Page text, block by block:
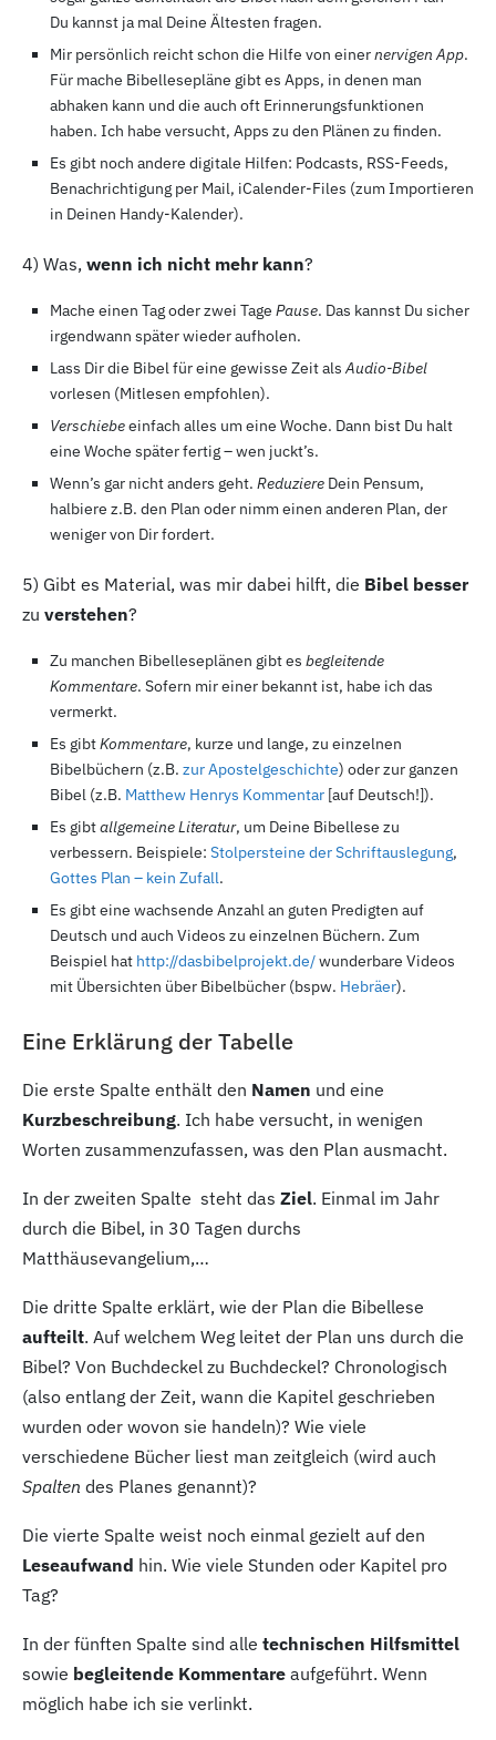
Du kannst ja mal Deine Ältesten fragen.
Mir persönlich reicht schon die Hilfe von einernervigen App.
Für mache Bibellesepläne gibt es Apps, in denen man
abhaken kann und die auch oft Erinnerungsfunktionen
haben. Ich habe versucht, Apps zu den Plänen zu finden.
Es gibt noch andere digitale Hilfen: Podcasts, RSS-Feeds,
Benachrichtigung per Mail, iCalender-Files (zum Importieren
in Deinen Handy-Kalender).
4) Was, wenn ich nicht mehr kann?
Mache einen Tag oder zwei Tage Pause. Das kannst Du sicher
irgendwann später wieder aufholen.
Lass Dir die Bibel für eine gewisse Zeit alsAudio-Bibel
vorlesen (Mitlesen empfohlen).
Verschiebeeinfach alles um eine Woche. Dann bist Du halt
eine Woche später fertig – wen juckt’s.
Wenn’s gar nicht anders geht. Reduziere Dein Pensum,
halbiere z.B. den Plan oder nimm einen anderen Plan, der
weniger von Dir fordert.
5) Gibt es Material, was mir dabei hilft, die Bibel besser
zu verstehen?
Zu manchen Bibelleseplänen gibt es begleitende
Kommentare. Sofern mir einer bekannt ist, habe ich das
vermerkt.
Es gibtKommentare, kurze und lange, zu einzelnen
Bibelbüchern (z.B. zur Apostelgeschichte) oder zur ganzen
Bibel (z.B. Matthew Henrys Kommentar [auf Deutsch!]).
Es gibtallgemeine Literatur, um Deine Bibellese zu
verbessern. Beispiele: Stolpersteine der Schriftauslegung,
Gottes Plan – kein Zufall.
Es gibt eine wachsende Anzahl an guten Predigten auf
Deutsch und auch Videos zu einzelnen Büchern. Zum
Beispiel hat http://dasbibelprojekt.de/wunderbare Videos
mit Übersichten über Bibelbücher (bspw. Hebräer).
Eine Erklärung der Tabelle
Die erste Spalte enthält den Namen und eine
Kurzbeschreibung. Ich habe versucht, in wenigen
Worten zusammenzufassen, was den Plan ausmacht.
In der zweiten Spalte steht das Ziel. Einmal im Jahr
durch die Bibel, in 30 Tagen durchs
Matthäusevangelium,…
Die dritte Spalte erklärt, wie der Plan die Bibellese
aufteilt. Auf welchem Weg leitet der Plan uns durch die
Bibel? Von Buchdeckel zu Buchdeckel? Chronologisch
(also entlang der Zeit, wann die Kapitel geschrieben
wurden oder wovon sie handeln)? Wie viele
verschiedene Bücher liest man zeitgleich (wird auch
Spalten des Planes genannt)?
Die vierte Spalte weist noch einmal gezielt auf den
Leseaufwand hin. Wie viele Stunden oder Kapitel pro
Tag?
In der fünften Spalte sind alle technischen Hilfsmittel
sowie begleitende Kommentare aufgeführt. Wenn
möglich habe ich sie verlinkt.